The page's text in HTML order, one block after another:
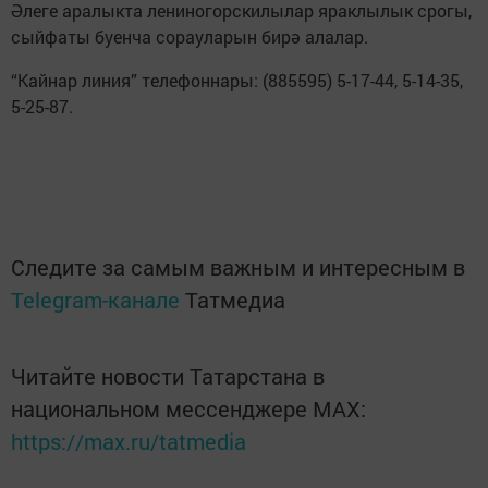
Әлеге аралыкта лениногорскилылар яраклылык срогы,
сыйфаты буенча сорауларын бирә алалар.
“Кайнар линия” телефоннары: (885595) 5-17-44, 5-14-35,
5-25-87.
Следите за самым важным и интересным в
Telegram-канале Татмедиа
Читайте новости Татарстана в
национальном мессенджере MАХ:
https://max.ru/tatmedia